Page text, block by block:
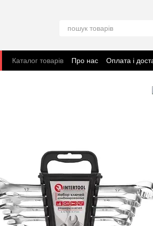
Каталог товарів Про нас Оплата і